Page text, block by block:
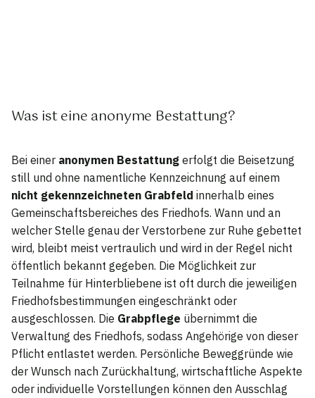
Was ist eine anonyme Bestattung?
Bei einer anonymen Bestattung erfolgt die Beisetzung
still und ohne namentliche Kennzeichnung auf einem
nicht gekennzeichneten Grabfeld innerhalb eines
Gemeinschaftsbereiches des Friedhofs. Wann und an
welcher Stelle genau der Verstorbene zur Ruhe gebettet
wird, bleibt meist vertraulich und wird in der Regel nicht
öffentlich bekannt gegeben. Die Möglichkeit zur
Teilnahme für Hinterbliebene ist oft durch die jeweiligen
Friedhofsbestimmungen eingeschränkt oder
ausgeschlossen. Die Grabpflege übernimmt die
Verwaltung des Friedhofs, sodass Angehörige von dieser
Pflicht entlastet werden. Persönliche Beweggründe wie
der Wunsch nach Zurückhaltung, wirtschaftliche Aspekte
oder individuelle Vorstellungen können den Ausschlag